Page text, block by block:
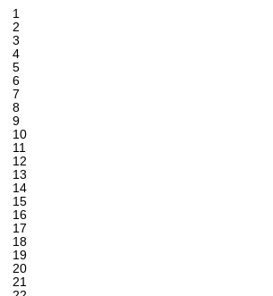
1
2
3
4
5
6
7
8
9
10
11
12
13
14
15
16
17
18
19
20
21